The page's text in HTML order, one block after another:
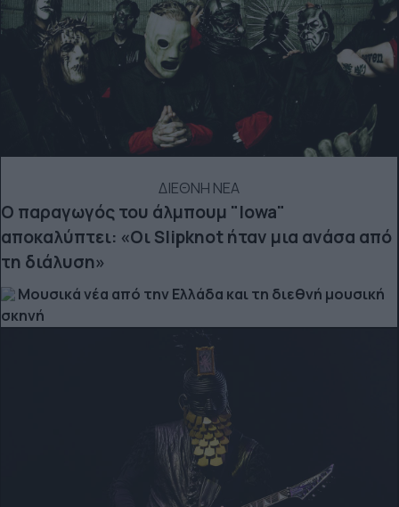
ΔΙΕΘΝΗ ΝΕΑ
Ο παραγωγός του άλμπουμ "Iowa"
αποκαλύπτει: «Οι Slipknot ήταν μια ανάσα από
τη διάλυση»
Μουσικά νέα από την Ελλάδα και τη διεθνή μουσική
σκηνή